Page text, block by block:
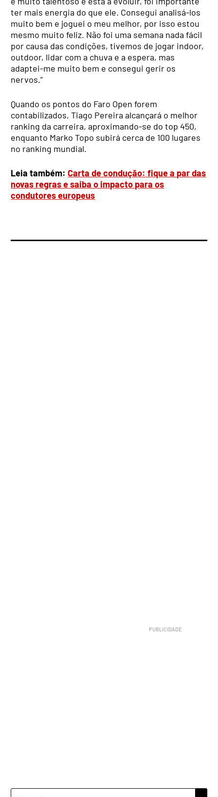
ter mais energia do que ele. Consegui analisá-los
muito bem e joguei o meu melhor, por isso estou
mesmo muito feliz. Não foi uma semana nada fácil
por causa das condições, tivemos de jogar indoor,
outdoor, lidar com a chuva e a espera, mas
adaptei-me muito bem e consegui gerir os
nervos.”
Quando os pontos do Faro Open forem
contabilizados, Tiago Pereira alcançará o melhor
ranking da carreira, aproximando-se do top 450,
enquanto Marko Topo subirá cerca de 100 lugares
no ranking mundial.
Leia também:Carta de condução: fique a par das
novas regras e saiba o impacto para os
condutores europeus